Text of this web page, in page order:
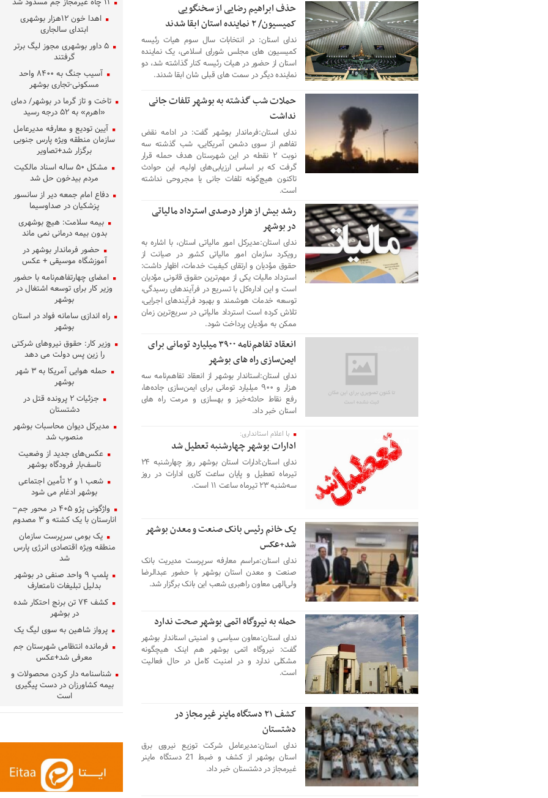
15 جولای 2026
حذف ابراهیم رضایی از سخنگویی
کمیسیون/ ۲ نماینده استان ابقا شدند
ندای استان: در انتخابات سال سوم هیات رئیسه
کمیسیون های مجلس شورای اسلامی، یک نماینده
استان از حضور در هیات رئیسه کنار گذاشته شد، دو
نماینده دیگر در سمت های قبلی شان ابقا شدند.
حملات شب گذشته به بوشهر تلفات جانی
نداشت
ندای استان:فرماندار بوشهر گفت: در ادامه نقض
تفاهم از سوی دشمن آمریکایی، شب گذشته سه
نوبت ۲ نقطه در این شهرستان هدف حمله قرار
گرفت که بر اساس ارزیابی‌های اولیه، این حوادث
تاکنون هیچ‌گونه تلفات جانی یا مجروحی نداشته
است.
14 جولای 2026
رشد بیش از هزار درصدی استرداد مالیاتی
در بوشهر
ندای استان:مدیرکل امور مالیاتی استان، با اشاره به
رویکرد سازمان امور مالیاتی کشور در صیانت از
حقوق مؤدیان و ارتقای کیفیت خدمات، اظهار داشت:
استرداد مالیات یکی از مهم‌ترین حقوق قانونی مؤدیان
است و این اداره‌کل با تسریع در فرآیندهای رسیدگی،
توسعه خدمات هوشمند و بهبود فرآیندهای اجرایی،
تلاش کرده است استرداد مالیاتی در سریع‌ترین زمان
ممکن به مؤدیان پرداخت شود.
انعقاد تفاهم‌نامه ۳۹۰۰ میلیارد تومانی برای
ایمن‌سازی راه های بوشهر
ندای استان:استاندار بوشهر از انعقاد تفاهم‌نامه سه
هزار و ۹۰۰ میلیارد تومانی برای ایمن‌سازی جاده‌ها،
رفع نقاط حادثه‌خیز و بهسازی و مرمت راه های
استان خبر داد.
با اعلام استانداری:
ادارات بوشهر چهارشنبه تعطیل شد
ندای استان:ادارات استان بوشهر روز چهارشنبه ۲۴
تیرماه تعطیل و پایان ساعت کاری ادارات در روز
سه‌شنبه ۲۳ تیرماه ساعت ۱۱ است.
13 جولای 2026
یک خانم رئیس بانک صنعت و معدن بوشهر
شد+عکس
ندای استان:مراسم معارفه سرپرست مدیریت بانک
صنعت و معدن استان بوشهر با حضور عبدالرضا
ولی‌الهی معاون راهبری شعب این بانک برگزار شد.
12 جولای 2026 حمله به نیروگاه اتمی بوشهر صحت ندارد
ندای استان:معاون سیاسی و امنیتی استاندار بوشهر
گفت: نیروگاه اتمی بوشهر هم اینک هیچگونه
مشکلی ندارد و در امنیت کامل در حال فعالیت
است.
12 جولای 2026
کشف ۲۱ دستگاه ماینر غیرمجاز در
دشتستان
ندای استان:مدیرعامل شرکت توزیع نیروی برق
استان بوشهر از کشف و ضبط 21 دستگاه ماینر
غیرمجاز در دشتستان خبر داد.
اهدا خون ۱۲هزار بوشهری
ابتدای سالجاری
۵ داور بوشهری مجوز لیگ برتر
گرفتند
آسیب جنگ به ۸۴۰۰ واحد
مسکونی-تجاری بوشهر
تاخت و تاز گرما در بوشهر/ دمای
«اهرم» به ۵۲ درجه رسید
آیین تودیع و معارفه مدیرعامل
سازمان منطقه ویژه پارس جنوبی
برگزار شد+تصاویر
مشکل ۵۰ ساله اسناد مالکیت
مردم بیدخون حل شد
دفاع امام جمعه دیر از سانسور
پزشکیان در صداوسیما
بیمه سلامت: هیچ بوشهری
بدون بیمه درمانی نمی ماند
حضور فرماندار بوشهر در
آموزشگاه موسیقی + عکس
امضای چهارتفاهم‌نامه با حضور
وزیر کار برای توسعه اشتغال در
بوشهر
راه اندازی سامانه فواد در استان
بوشهر
وزیر کار: حقوق نیروهای شرکتی
را زین پس دولت می دهد
حمله هوایی آمریکا به ۳ شهر
بوشهر
جزئیات ۲ پرونده قتل در
دشتستان
مدیرکل دیوان محاسبات بوشهر
منصوب شد
عکس‌های جدید از وضعیت
تاسف‌بار فرودگاه بوشهر
شعب ۱ و ۲ تأمین اجتماعی
بوشهر ادغام می شود
واژگونی پژو ۴۰۵ در محور جم–
انارستان با یک کشته و ۳ مصدوم
یک بومی سرپرست سازمان
منطقه ویژه اقتصادی انرژی پارس
شد
پلمپ ۹ واحد صنفی در بوشهر
بدلیل تبلیغات نامتعارف
کشف ۷۴ تن برنج احتکار شده
در بوشهر
پرواز شاهین به سوی لیگ یک
فرمانده انتظامی شهرستان جم
معرفی شد+عکس
شناسنامه دار کردن محصولات و
بیمه کشاورزان در دست پیگیری
است